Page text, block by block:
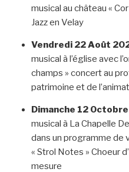
musical au château «
Jazz en Velay
Vendredi 22 Août
musical à l’église avec
champs » concert au
patrimoine et de
Dimanche 12
musical à La Chapelle
dans un programme de
« Strol Notes » Choeur
mesure